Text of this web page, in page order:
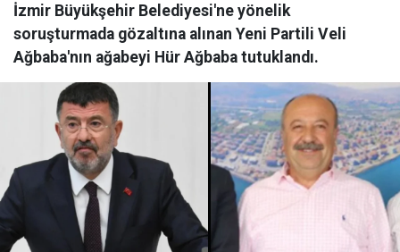
İzmir Büyükşehir Belediyesi'ne yönelik
soruşturmada gözaltına alınan Yeni Partili Veli
Ağbaba'nın ağabeyi Hür Ağbaba tutuklandı.